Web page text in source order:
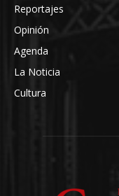
Reportajes
Opinión
Agenda
La Noticia
Cultura